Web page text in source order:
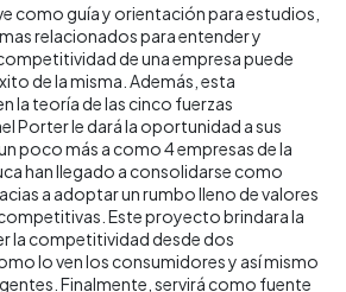
como guía y orientación para estudios,
relacionados para entender y
de una empresa puede
de la misma. Además, esta
la teoría de las cinco fuerzas
Porter le dará la oportunidad a sus
poco más a como 4 empresas de la
han llegado a consolidarse como
a adoptar un rumbo lleno de valores
Este proyecto brindara la
la competitividad desde dos
lo ven los consumidores y así mismo
Finalmente, servirá como fuente